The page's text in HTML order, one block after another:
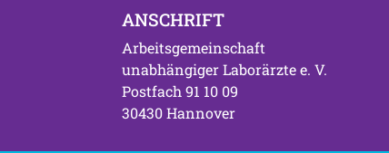
ANSCHRIFT
Arbeitsgemeinschaft
unabhängiger Laborärzte e. V.
Postfach 91 10 09
30430 Hannover